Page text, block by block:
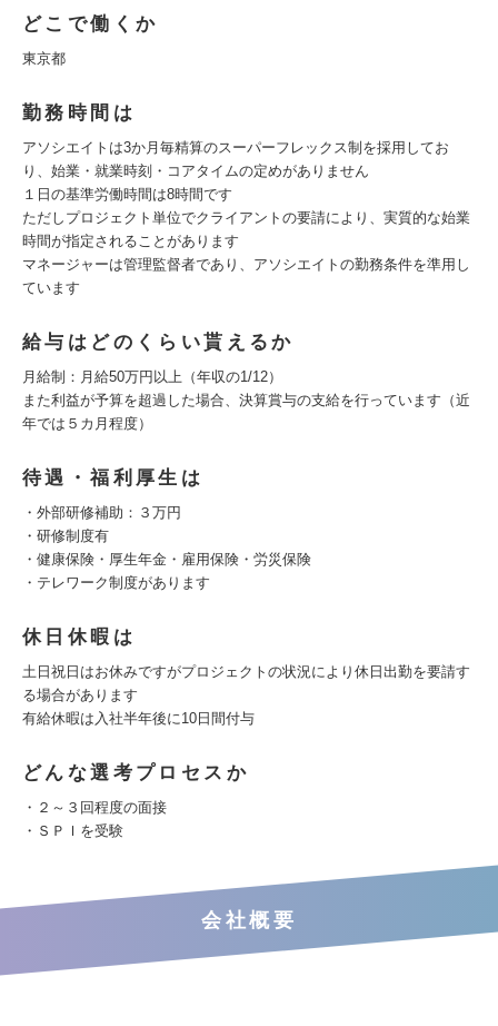
どこで働くか
東京都
勤務時間は
アソシエイトは3か月毎精算のスーパーフレックス制を採用してお
り、始業・就業時刻・コアタイムの定めがありません
１日の基準労働時間は8時間です
ただしプロジェクト単位でクライアントの要請により、実質的な始業
時間が指定されることがあります
マネージャーは管理監督者であり、アソシエイトの勤務条件を準用し
ています
給与はどのくらい貰えるか
月給制：月給50万円以上（年収の1/12）
また利益が予算を超過した場合、決算賞与の支給を行っています（近
年では５カ月程度）
待遇・福利厚生は
・外部研修補助：３万円
・研修制度有
・健康保険・厚生年金・雇用保険・労災保険
・テレワーク制度があります
休日休暇は
土日祝日はお休みですがプロジェクトの状況により休日出勤を要請す
る場合があります
有給休暇は入社半年後に10日間付与
どんな選考プロセスか
・２～３回程度の面接
・ＳＰＩを受験
会社概要